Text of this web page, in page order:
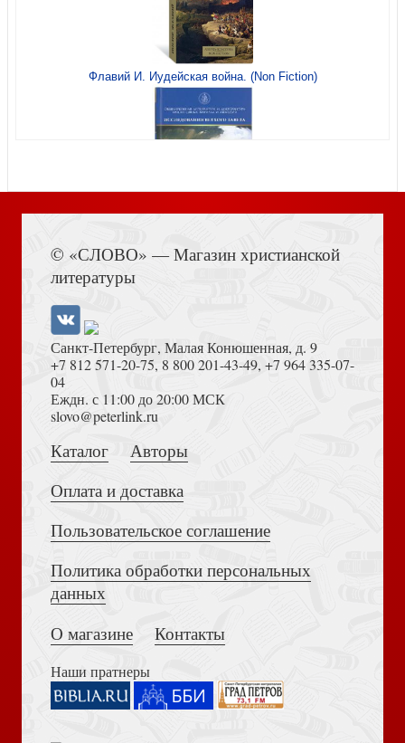
Наклейки А5 «Твоя роза...» (Маленький Принц) (Ваката)
1002
Открытка «Вечеринка», Happy Birthday 10*15, глянцевая
(Ваката) 70
Открытка «Обручальная», Любите друг друга 10*15,
Открытка «С Рождеством и Новым Годом» Ёлка в
Флавий И. Иудейская война. (Non Fiction)
Достоевский Ф.М. Сила и правда России (2024)
Толкование на Апокалипсис (Тихоний Африканский)
© «СЛОВО» — Магазин христианской
литературы
Санкт-Петербург, Малая Конюшенная, д. 9
+7 812 571-20-75, 8 800 201-43-49, +7 964 335-07-
04
Еждн. с 11:00 до 20:00 МСК
slovo@peterlink.ru
Каталог
Авторы
Оплата и доставка
Пользовательское соглашение
Политика обработки персональных
данных
О магазине
Контакты
Наши пратнеры